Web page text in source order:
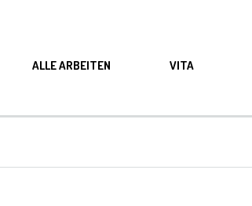
ALLE ARBEITEN VITA